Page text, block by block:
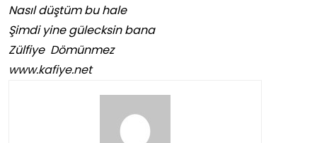
Nasıl düştüm bu hale
Şimdi yine gülecksin bana
Zülfiye Dömünmez
www.kafiye.net